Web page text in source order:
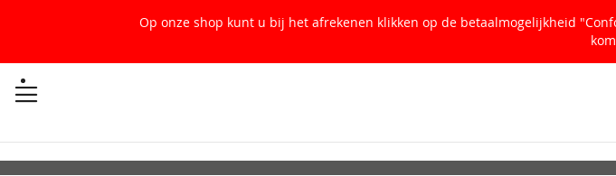
Op onze shop kunt u bij het afrekenen klikken op de betaalmogelijkheid